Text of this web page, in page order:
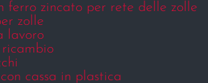
ferro zincato per rete delle zolle
zolle
lavoro
cassa in plastica